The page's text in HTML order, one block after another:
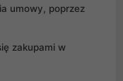
umowy, poprzez
zakupami w